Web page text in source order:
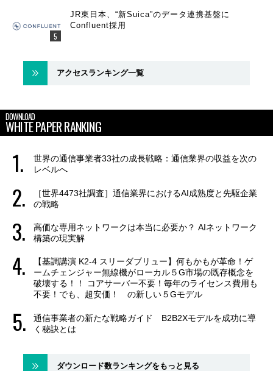
JR東日本、“新Suica”のデータ連携基盤に
Confluent採用
アクセスランキング一覧
DOWNLOAD
WHITE PAPER RANKING
世界の通信事業者33社の成長戦略：通信業界の収益を次の
レベルへ
［世界4473社調査］通信業界におけるAI成熟度と先駆企業
の戦略
高価な専用ネットワークは本当に必要か？ AIネットワーク
構築の現実解
【基調講演 K2-4 スリーダブリュー】何もかもが革命！ゲ
ームチェンジャー無線機がローカル５G市場の既存概念を
破壊する！！ コアサーバー不要！毎年のライセンス費用も
不要！でも、超安価！ の新しい５Gモデル
通信事業者の新たな戦略ガイド B2B2Xモデルを成功に導
く秘訣とは
ダウンロード数ランキングをもっと見る